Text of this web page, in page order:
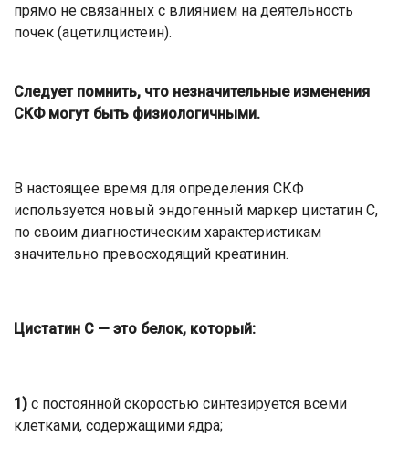
прямо не связанных с влиянием на деятельность
почек (ацетилцистеин).
Следует помнить, что незначительные изменения
СКФ могут быть физиологичными.
В настоящее время для определения СКФ
используется новый эндогенный маркер цистатин С,
по своим диагностическим характеристикам
значительно превосходящий креатинин.
Цистатин С — это белок, который:
1) с постоянной скоростью синтезируется всеми
клетками, содержащими ядра;